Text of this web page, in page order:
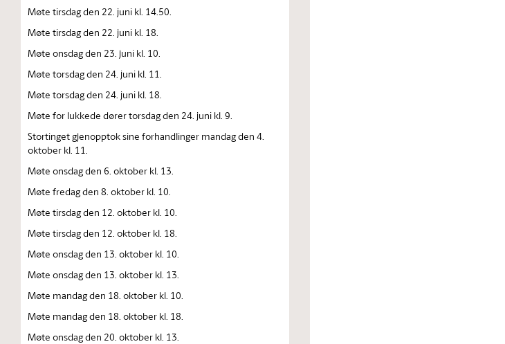
Møte tirsdag den 22. juni kl. 14.50.
Møte tirsdag den 22. juni kl. 18.
Møte onsdag den 23. juni kl. 10.
Møte torsdag den 24. juni kl. 11.
Møte torsdag den 24. juni kl. 18.
Møte for lukkede dører torsdag den 24. juni kl. 9.
Stortinget gjenopptok sine forhandlinger mandag den 4.
oktober kl. 11.
Møte onsdag den 6. oktober kl. 13.
Møte fredag den 8. oktober kl. 10.
Møte tirsdag den 12. oktober kl. 10.
Møte tirsdag den 12. oktober kl. 18.
Møte onsdag den 13. oktober kl. 10.
Møte onsdag den 13. oktober kl. 13.
Møte mandag den 18. oktober kl. 10.
Møte mandag den 18. oktober kl. 18.
Møte onsdag den 20. oktober kl. 13.